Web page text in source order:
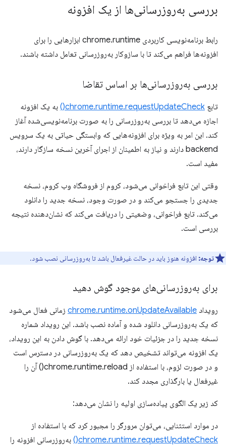
بررسی به‌روزرسانی‌ها از یک افزونه
رابط برنامه‌نویسی کاربردی chrome.runtime ابزارهایی را برای
افزونه‌ها فراهم می‌کند تا با سازوکار به‌روزرسانی تعامل داشته باشند.
بررسی به‌روزرسانی‌ها بر اساس تقاضا
تابع chrome.runtime.requestUpdateCheck()
به یک افزونه
اجازه می‌دهد تا بررسی به‌روزرسانی را به صورت برنامه‌نویسی‌شده آغاز
کند. این امر به ویژه برای افزونه‌هایی که وابستگی حیاتی به یک سرویس
backend دارند و نیاز به اطمینان از اجرای آخرین نسخه سازگار دارند،
مفید است.
وقتی این تابع فراخوانی می‌شود، کروم از فروشگاه وب کروم، نسخه
جدیدی را جستجو می‌کند و در صورت وجود، نسخه جدید را دانلود
می‌کند. تابع فراخوانی، وضعیتی را دریافت می‌کند که نشان‌دهنده نتیجه
بررسی است.
توجه: افزونه هنوز باید در حالت غیرفعال باشد تا به‌روزرسانی نصب شود.
برای به‌روزرسانی‌های موجود گوش دهید
رویداد chrome.runtime.onUpdateAvailable زمانی فعال می‌شود
که یک به‌روزرسانی دانلود شده و آماده نصب باشد. این رویداد شماره
نسخه جدید را در جزئیات خود ارائه می‌دهد. با گوش دادن به این رویداد،
یک افزونه می‌تواند تشخیص دهد که یک به‌روزرسانی در دسترس است
و در صورت لزوم، با استفاده از chrome.runtime.reload() آن را
غیرفعال یا بارگذاری مجدد کند.
کد زیر یک الگوی پیاده‌سازی اولیه را نشان می‌دهد:
در موارد استثنایی، می‌توان مرورگر را مجبور کرد که با استفاده از
chrome.runtime.requestUpdateCheck()
به‌روزرسانی افزونه را